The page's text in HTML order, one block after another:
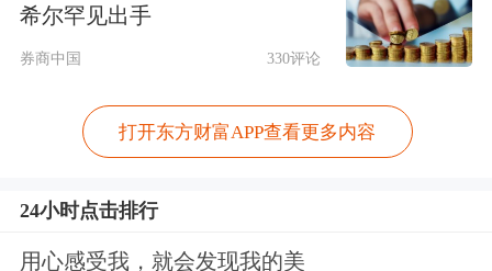
今日盘中，现货黄金站上4100美元/盎
司关口，再创历史新高，日内涨超90美
元，涨幅超2%，年内涨近1500美元，
涨幅超56%。
希尔罕见出手
券商中国 330评论
打开东方财富APP查看更多内容
24小时点击排行
用心感受我，就会发现我的美